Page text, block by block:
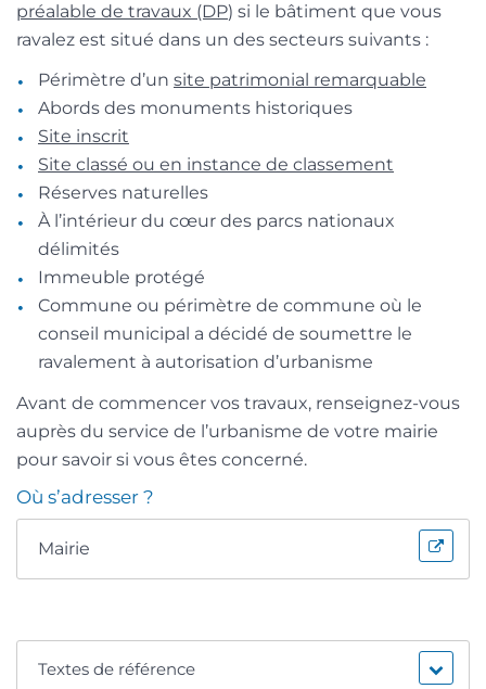
préalable de travaux (DP) si le bâtiment que vous
ravalez est situé dans un des secteurs suivants :
Périmètre d’un site patrimonial remarquable
Abords des monuments historiques
Site inscrit
Site classé ou en instance de classement
Réserves naturelles
À l’intérieur du cœur des parcs nationaux
délimités
Immeuble protégé
Commune ou périmètre de commune où le
conseil municipal a décidé de soumettre le
ravalement à autorisation d’urbanisme
Avant de commencer vos travaux, renseignez-vous
auprès du service de l’urbanisme de votre mairie
pour savoir si vous êtes concerné.
Où s’adresser ?
Mairie
Textes de référence